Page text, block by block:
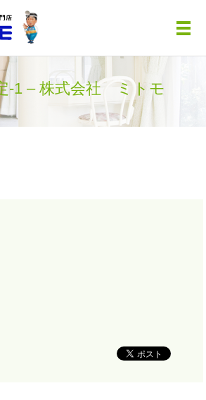
メ
-1 – 株式会社 ミトモ